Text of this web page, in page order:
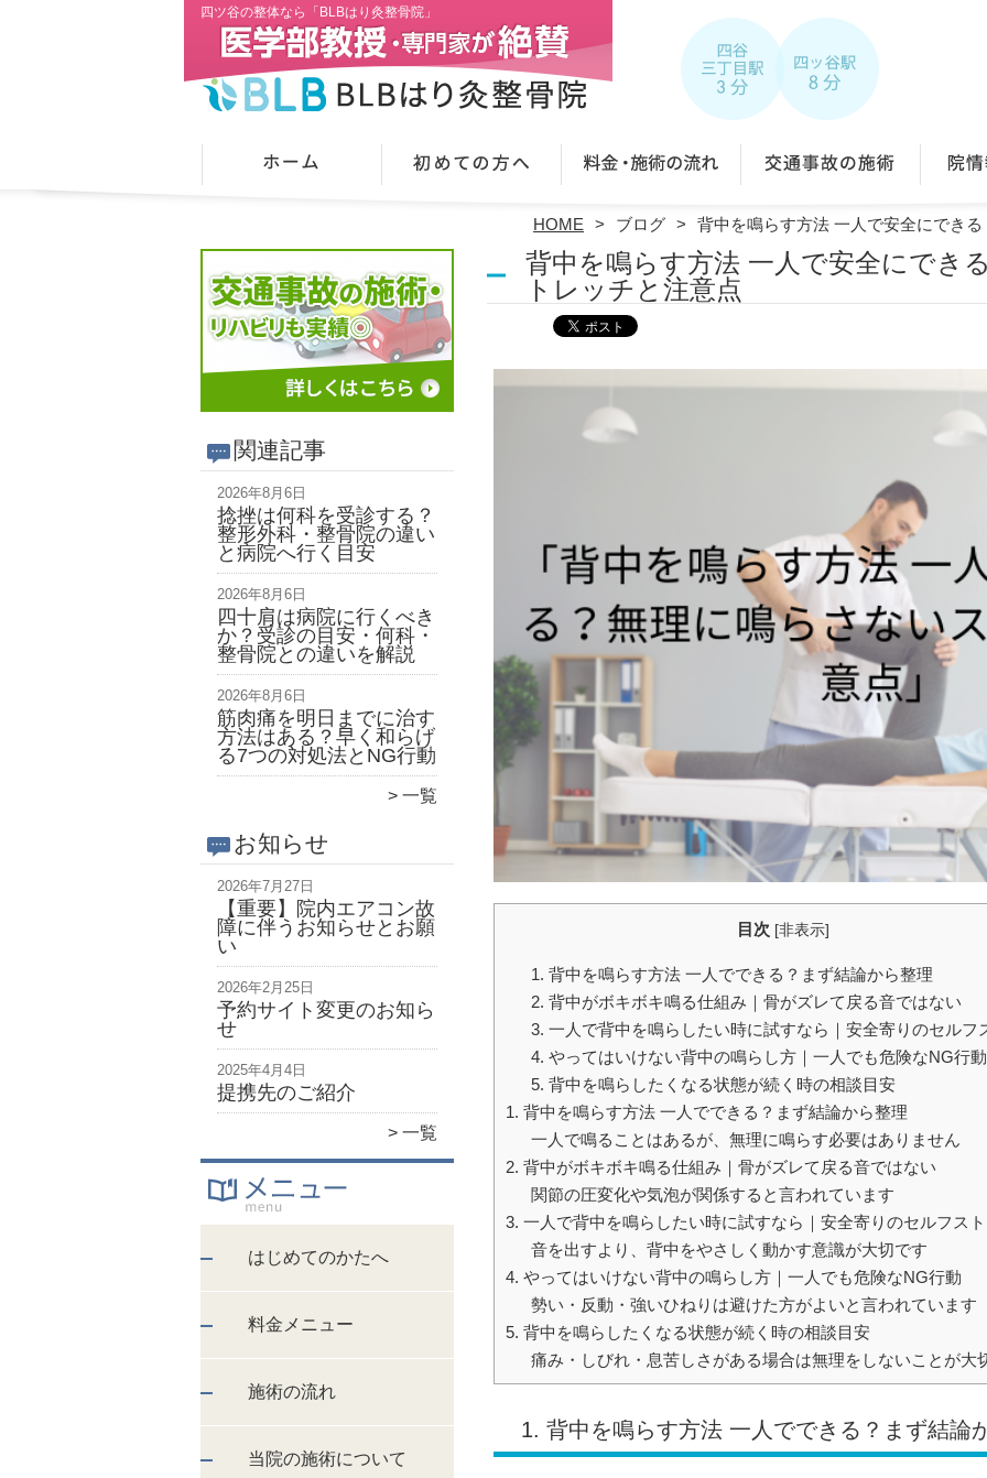
四ツ谷の整体なら「BLBはり灸整骨院」
HOME ブログ 背中を鳴らす方法 一人で安全にでき
関連記事
2026年8月6日
捻挫は何科を受診する？
整形外科・整骨院の違い
と病院へ行く目安
2026年8月6日
四十肩は病院に行くべき
か？受診の目安・何科・
整骨院との違いを解説
2026年8月6日
筋肉痛を明日までに治す
方法はある？早く和らげ
る7つの対処法とNG行動
一覧
お知らせ
2026年7月27日
【重要】院内エアコン故
障に伴うお知らせとお願
い
2026年2月25日
予約サイト変更のお知ら
せ
2025年4月4日
提携先のご紹介
一覧
はじめてのかたへ
料金メニュー
施術の流れ
当院の施術について
背中を鳴らす方法 一人で安全にでき
トレッチと注意点
目次 [非表示]
1. 背中を鳴らす方法 一人でできる？まず結論から整理
2. 背中がボキボキ鳴る仕組み｜骨がズレて戻る音ではない
3. 一人で背中を鳴らしたい時に試すなら｜安全寄りのセルフ
4. やってはいけない背中の鳴らし方｜一人でも危険なNG行動
5. 背中を鳴らしたくなる状態が続く時の相談目安
1. 背中を鳴らす方法 一人でできる？まず結論から整理
一人で鳴ることはあるが、無理に鳴らす必要はありません
2. 背中がボキボキ鳴る仕組み｜骨がズレて戻る音ではない
関節の圧変化や気泡が関係すると言われています
3. 一人で背中を鳴らしたい時に試すなら｜安全寄りのセルフス
音を出すより、背中をやさしく動かす意識が大切です
4. やってはいけない背中の鳴らし方｜一人でも危険なNG行動
勢い・反動・強いひねりは避けた方がよいと言われています
5. 背中を鳴らしたくなる状態が続く時の相談目安
痛み・しびれ・息苦しさがある場合は無理をしないことが大
1. 背中を鳴らす方法 一人でできる？まず結論